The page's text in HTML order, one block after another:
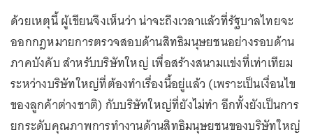
ด้วยเหตุนี้ ผู้เขียนจึงเห็นว่า น่าจะถึงเวลาแล้วที่รัฐบาลไทยจะ
ออกกฎหมายการตรวจสอบด้านสิทธิมนุษยชนอย่างรอบด้าน
ภาคบังคับ สำหรับบริษัทใหญ่ เพื่อสร้างสนามแข่งที่เท่าเทียม
ระหว่างบริษัทใหญ่ที่ต้องทำเรื่องนี้อยู่แล้ว (เพราะเป็นเงื่อนไข
ของลูกค้าต่างชาติ) กับบริษัทใหญ่ที่ยังไม่ทำ อีกทั้งยังเป็นการ
ยกระดับคุณภาพการทำงานด้านสิทธิมนุษยชนของบริษัทใหญ่